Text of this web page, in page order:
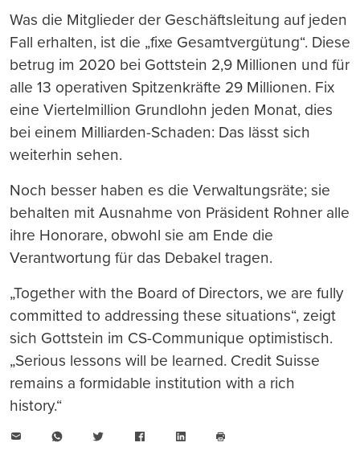
Was die Mitglieder der Geschäftsleitung auf jeden
Fall erhalten, ist die „fixe Gesamtvergütung“. Diese
betrug im 2020 bei Gottstein 2,9 Millionen und für
alle 13 operativen Spitzenkräfte 29 Millionen. Fix
eine Viertelmillion Grundlohn jeden Monat, dies
bei einem Milliarden-Schaden: Das lässt sich
weiterhin sehen.
Noch besser haben es die Verwaltungsräte; sie
behalten mit Ausnahme von Präsident Rohner alle
ihre Honorare, obwohl sie am Ende die
Verantwortung für das Debakel tragen.
„Together with the Board of Directors, we are fully
committed to addressing these situations“, zeigt
sich Gottstein im CS-Communique optimistisch.
„Serious lessons will be learned. Credit Suisse
remains a formidable institution with a rich
history.“
WhatsAppTwitter FacebookLinkedIn